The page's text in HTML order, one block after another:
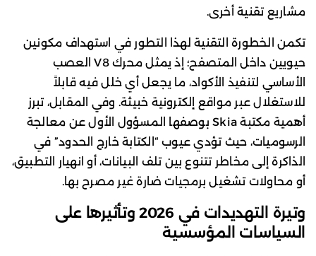
مشاريع تقنية أخرى.
تكمن الخطورة التقنية لهذا التطور في استهداف مكونين
حيويين داخل المتصفح؛ إذ يمثل محرك V8 العصب
الأساسي لتنفيذ الأكواد، ما يجعل أي خلل فيه قابلاً
للاستغلال عبر مواقع إلكترونية خبيثة. وفي المقابل، تبرز
أهمية مكتبة Skia بوصفها المسؤول الأول عن معالجة
الرسوميات، حيث تؤدي عيوب “الكتابة خارج الحدود” في
الذاكرة إلى مخاطر تتنوع بين تلف البيانات، أو انهيار التطبيق،
أو محاولات تشغيل برمجيات ضارة غير مصرح بها.
وتيرة التهديدات في 2026 وتأثيرها على
السياسات المؤسسية